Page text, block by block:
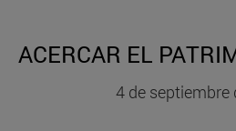
ACERCAR EL
4 de septiembre